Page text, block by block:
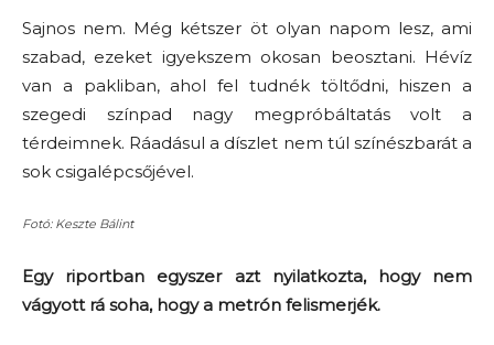
Sajnos nem. Még kétszer öt olyan napom lesz, ami
szabad, ezeket igyekszem okosan beosztani. Hévíz
van a pakliban, ahol fel tudnék töltődni, hiszen a
szegedi színpad nagy megpróbáltatás volt a
térdeimnek. Ráadásul a díszlet nem túl színészbarát a
sok csigalépcsőjével.
Fotó: Keszte Bálint
Egy riportban egyszer azt nyilatkozta, hogy nem
vágyott rá soha, hogy a metrón felismerjék.